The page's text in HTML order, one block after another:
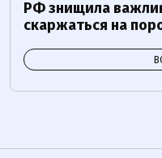
РФ знищила
скаржаться на